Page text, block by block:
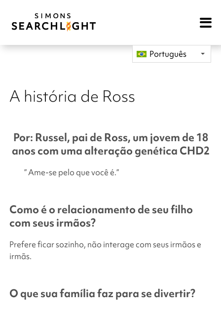
Open
Português
A história de Ross
Por: Russel, pai de Ross, um jovem de 18
anos com uma alteração genética CHD2
” Ame-se pelo que você é.”
Como é o relacionamento de seu filho
com seus irmãos?
Prefere ficar sozinho, não interage com seus irmãos e
irmãs.
O que sua família faz para se divertir?